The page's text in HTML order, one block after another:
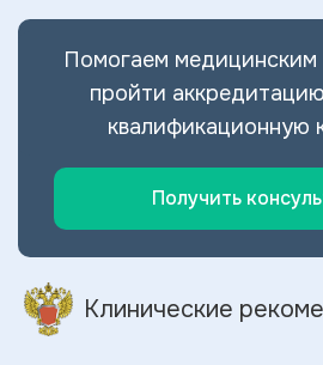
рекомендаций
Помогаем медицинским
пройти
квалификационную
Получить
Клинические